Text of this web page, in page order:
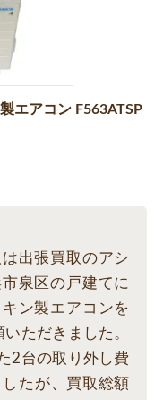
エアコン F563ATSP
出張買取のアシ
泉区の戸建てに
ン製エアコンを
ただきました。
2台の取り外し費
たが、買取総額